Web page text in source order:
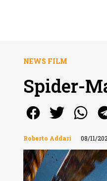
NEWS FILM
Spider-
Roberto Addari 08/11/